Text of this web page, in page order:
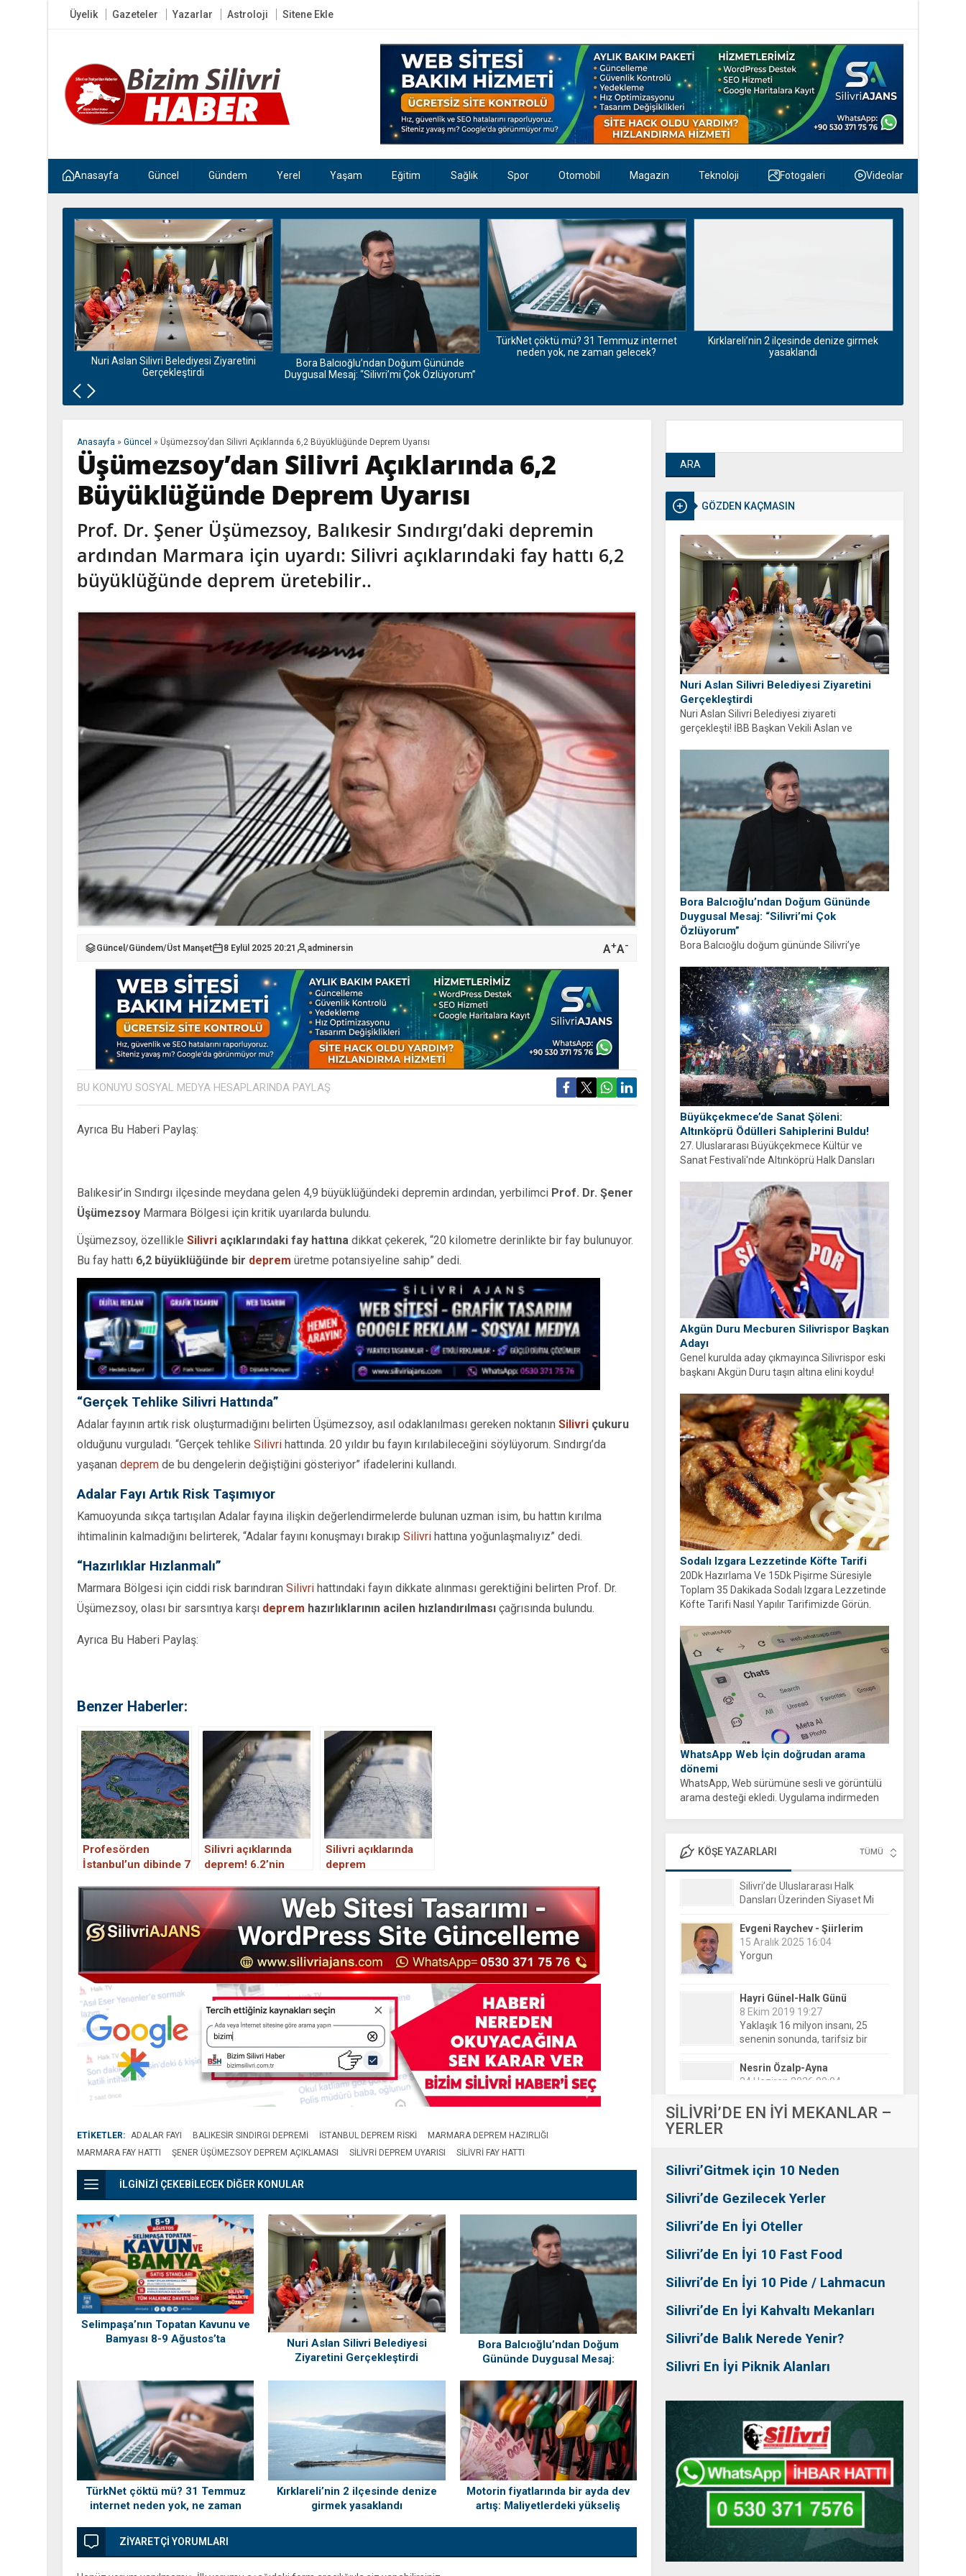
Üyelik Gazeteler Yazarlar Astroloji Sitene Ekle
Anasayfa Güncel Gündem Yerel Yaşam Eğitim Sağlık Spor Otomobil Magazin Teknoloji Fotogaleri Videolar
Nuri Aslan Silivri Belediyesi Ziyaretini
Gerçekleştirdi
Bora Balcıoğlu’ndan Doğum Gününde
Duygusal Mesaj: “Silivri’mi Çok Özlüyorum”
TürkNet çöktü mü? 31 Temmuz internet
neden yok, ne zaman gelecek?
Kırklareli’nin 2 ilçesinde denize girmek
yasaklandı
GÖZDEN KAÇMASIN
Nuri Aslan Silivri Belediyesi Ziyaretini
Gerçekleştirdi
Nuri Aslan Silivri Belediyesi ziyareti
gerçekleşti! İBB Başkan Vekili Aslan ve
Bora Balcıoğlu’ndan Doğum Gününde
Duygusal Mesaj: “Silivri’mi Çok
Özlüyorum”
Bora Balcıoğlu doğum gününde Silivri’ye
ayrıyım” diyen Balcıoğlu, bir sonraki doğum
gününü ailesi ve hemşehrileriyle birlikte
geçirmeyi diledi.
Büyükçekmece’de Sanat Şöleni:
Altınköprü Ödülleri Sahiplerini Buldu!
27. Uluslararası Büyükçekmece Kültür ve
Sanat Festivali'nde Altınköprü Halk Dansları
Akgün Duru Mecburen Silivrispor Başkan
Adayı
Genel kurulda aday çıkmayınca Silivrispor eski
başkanı Akgün Duru taşın altına elini koydu!
açıkladı.
Sodalı Izgara Lezzetinde Köfte Tarifi
20Dk Hazırlama Ve 15Dk Pişirme Süresiyle
Toplam 35 Dakikada Sodalı Izgara Lezzetinde
Köfte Tarifi Nasıl Yapılır Tarifimizde Görün.
WhatsApp Web İçin doğrudan arama
dönemi
WhatsApp, Web sürümüne sesli ve görüntülü
arama desteği ekledi. Uygulama indirmeden
KÖŞE YAZARLARI TÜMÜ
Evgeni Raychev - Şiirlerim
15 Aralık 2025 16:04
Hayri Günel-Halk Günü
senenin sonunda, tarifsiz bir
belirsizliğin ortasına bıraktılar!
Nesrin Özalp-Ayna
24 Haziran 2026 00:04
Kaybeder? Üreticiden Esnafa,
Tansu Bayrakdar-Biz diyoruz
ki
Ersin Özalp-Gerçekler
Silivri’de Uluslararası Halk
Yapılıyor?
SİLİVRİ’DE EN İYİ MEKANLAR –
YERLER
Silivri’Gitmek için 10 Neden
Silivri’de Gezilecek Yerler
Silivri’de En İyi Oteller
Silivri’de En İyi 10 Fast Food
Silivri’de En İyi 10 Pide / Lahmacun
Silivri’de En İyi Kahvaltı Mekanları
Silivri’de Balık Nerede Yenir?
Silivri En İyi Piknik Alanları
Anasayfa » Güncel » Üşümezsoy’dan Silivri Açıklarında 6,2 Büyüklüğünde Deprem Uyarısı
Üşümezsoy’dan Silivri Açıklarında 6,2
Büyüklüğünde Deprem Uyarısı
Prof. Dr. Şener Üşümezsoy, Balıkesir Sındırgı’daki depremin
ardından Marmara için uyardı: Silivri açıklarındaki fay hattı 6,2
büyüklüğünde deprem üretebilir..
Güncel /Gündem/Üst Manşet 8 Eylül 2025 20:21 adminersin A+A-
BU KONUYU SOSYAL MEDYA HESAPLARINDA PAYLAŞ
Ayrıca Bu Haberi Paylaş:
Balıkesir’in Sındırgı ilçesinde meydana gelen 4,9 büyüklüğündeki depremin ardından, yerbilimci Prof. Dr. Şener
Üşümezsoy Marmara Bölgesi için kritik uyarılarda bulundu.
Üşümezsoy, özellikle Silivri açıklarındaki fay hattına dikkat çekerek, “20 kilometre derinlikte bir fay bulunuyor.
Bu fay hattı 6,2 büyüklüğünde bir deprem üretme potansiyeline sahip” dedi.
“Gerçek Tehlike Silivri Hattında”
Adalar fayının artık risk oluşturmadığını belirten Üşümezsoy, asıl odaklanılması gereken noktanın Silivri çukuru
olduğunu vurguladı. “Gerçek tehlike Silivri hattında. 20 yıldır bu fayın kırılabileceğini söylüyorum. Sındırgı’da
yaşanan deprem de bu dengelerin değiştiğini gösteriyor” ifadelerini kullandı.
Adalar Fayı Artık Risk Taşımıyor
Kamuoyunda sıkça tartışılan Adalar fayına ilişkin değerlendirmelerde bulunan uzman isim, bu hattın kırılma
ihtimalinin kalmadığını belirterek, “Adalar fayını konuşmayı bırakıp Silivri hattına yoğunlaşmalıyız” dedi.
“Hazırlıklar Hızlanmalı”
Marmara Bölgesi için ciddi risk barındıran Silivri hattındaki fayın dikkate alınması gerektiğini belirten Prof. Dr.
Üşümezsoy, olası bir sarsıntıya karşı deprem hazırlıklarının acilen hızlandırılması çağrısında bulundu.
Ayrıca Bu Haberi Paylaş:
Benzer Haberler:
Profesörden
İstanbul’un dibinde 7
deprem uyarısı. 30
ilgilendiriyor
Silivri açıklarında
deprem! 6.2’nin
sallandı….
Silivri açıklarında
deprem
ETİKETLER: ADALAR FAYI BALIKESIR SINDIRGI DEPREMI İSTANBUL DEPREM RISKI
MARMARA DEPREM HAZIRLIĞI
MARMARA FAY HATTI
ŞENER ÜŞÜMEZSOY DEPREM AÇIKLAMASI SILIVRI DEPREM UYARISI SILIVRI FAY HATTI
İLGİNİZİ ÇEKEBİLECEK DİĞER KONULAR
Selimpaşa’nın Topatan Kavunu ve
Bamyası 8-9 Ağustos’ta
Nuri Aslan Silivri Belediyesi
Ziyaretini Gerçekleştirdi
Bora Balcıoğlu’ndan Doğum
Gününde Duygusal Mesaj:
TürkNet çöktü mü? 31 Temmuz
internet neden yok, ne zaman
Kırklareli’nin 2 ilçesinde denize
girmek yasaklandı
Motorin fiyatlarında bir ayda dev
artış: Maliyetlerdeki yükseliş
ZİYARETÇİ YORUMLARI